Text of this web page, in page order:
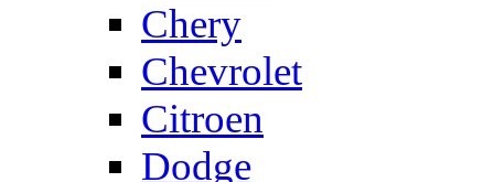
Chery
Chevrolet
Citroen
Dodge